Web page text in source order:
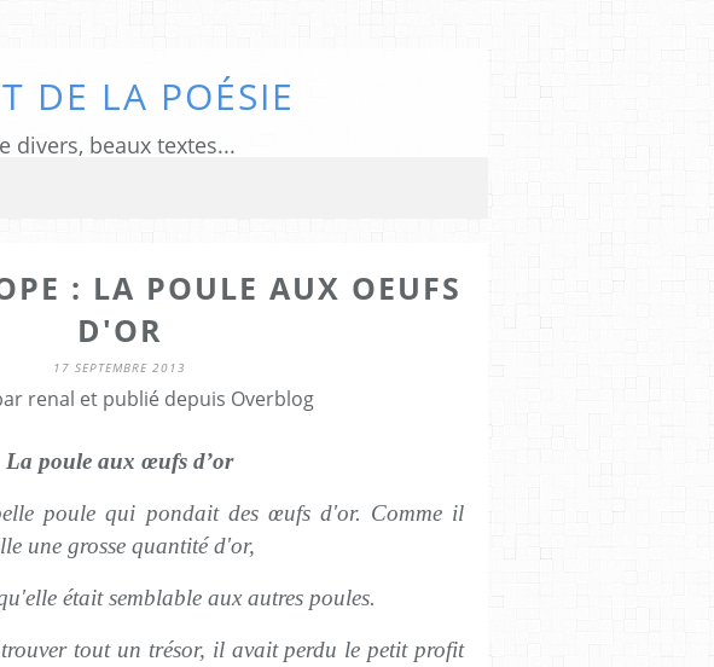
DE LA POÉSIE
divers, beaux textes...
: LA POULE AUX OEUFS
D'OR
17 SEPTEMBRE 2013
renal et publié depuis Overblog
La poule aux œufs d’or
poule qui pondait des œufs d'or. Comme il
une grosse quantité d'or,
était semblable aux autres poules.
tout un trésor, il avait perdu le petit profit